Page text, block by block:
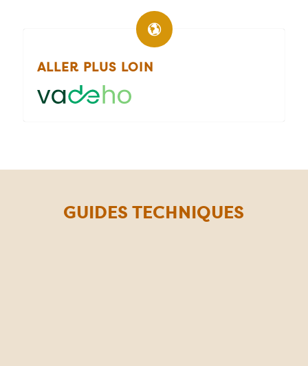
ALLER PLUS LOIN
GUIDES TECHNIQUES